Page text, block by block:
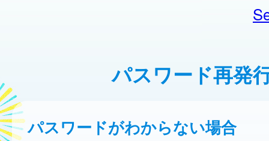
パスワード再発
パスワードがわからない場合